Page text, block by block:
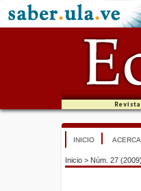
INICIO
Inicio > Núm. 27 (2009)